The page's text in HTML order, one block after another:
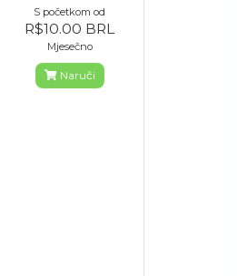
S početkom od
R$10.00 BRL
Mjesečno
Naruči